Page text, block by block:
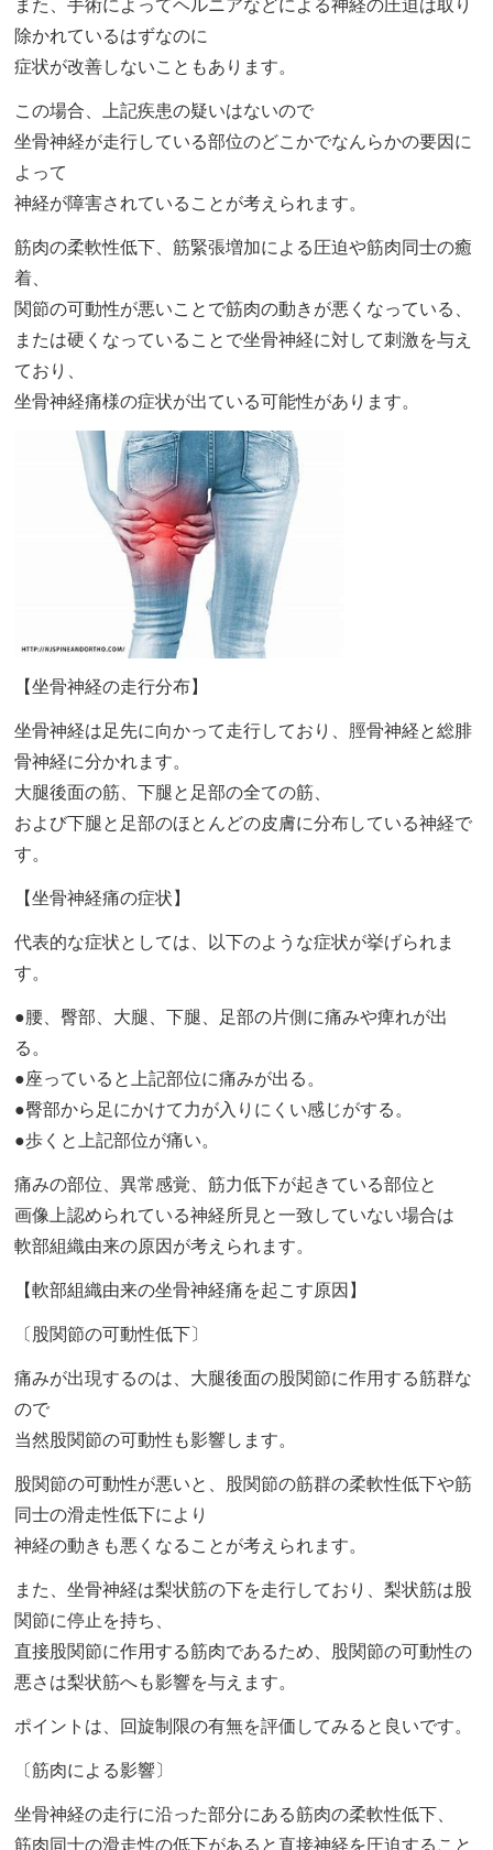
また、手術によってヘルニアなどによる神経の圧迫は取り
除かれているはずなのに
症状が改善しないこともあります。
この場合、上記疾患の疑いはないので
坐骨神経が走行している部位のどこかでなんらかの要因に
よって
神経が障害されていることが考えられます。
筋肉の柔軟性低下、筋緊張増加による圧迫や筋肉同士の癒
着、
関節の可動性が悪いことで筋肉の動きが悪くなっている、
または硬くなっていることで坐骨神経に対して刺激を与え
ており、
坐骨神経痛様の症状が出ている可能性があります。
【坐骨神経の走行分布】
坐骨神経は足先に向かって走行しており、脛骨神経と総腓
骨神経に分かれます。
大腿後面の筋、下腿と足部の全ての筋、
および下腿と足部のほとんどの皮膚に分布している神経で
す。
【坐骨神経痛の症状】
代表的な症状としては、以下のような症状が挙げられま
す。
●腰、臀部、大腿、下腿、足部の片側に痛みや痺れが出
る。
●座っていると上記部位に痛みが出る。
●臀部から足にかけて力が入りにくい感じがする。
●歩くと上記部位が痛い。
痛みの部位、異常感覚、筋力低下が起きている部位と
画像上認められている神経所見と一致していない場合は
軟部組織由来の原因が考えられます。
【軟部組織由来の坐骨神経痛を起こす原因】
〔股関節の可動性低下〕
痛みが出現するのは、大腿後面の股関節に作用する筋群な
ので
当然股関節の可動性も影響します。
股関節の可動性が悪いと、股関節の筋群の柔軟性低下や筋
同士の滑走性低下により
神経の動きも悪くなることが考えられます。
また、坐骨神経は梨状筋の下を走行しており、梨状筋は股
関節に停止を持ち、
直接股関節に作用する筋肉であるため、股関節の可動性の
悪さは梨状筋へも影響を与えます。
ポイントは、回旋制限の有無を評価してみると良いです。
〔筋肉による影響〕
坐骨神経の走行に沿った部分にある筋肉の柔軟性低下、
筋肉同士の滑走性の低下があると直接神経を圧迫すること